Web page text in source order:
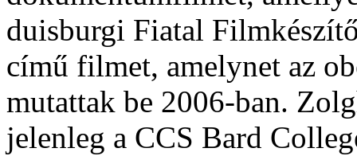
duisburgi Fiatal
című filmet, amelynet az
mutattak be 2006-ban.
jelenleg a CCS Bard